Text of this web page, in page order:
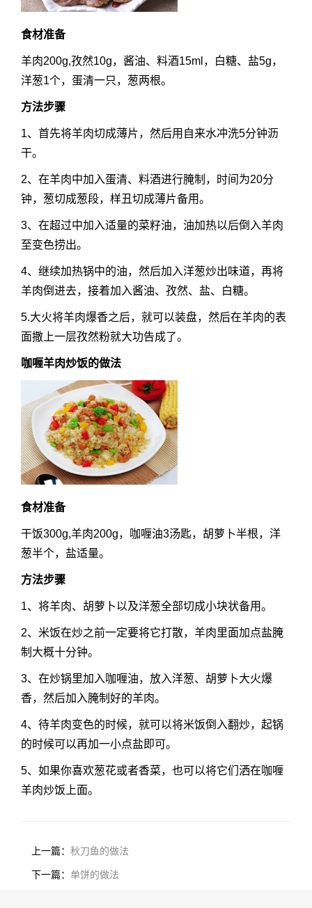
食材准备
羊肉200g,孜然10g，酱油、料酒15ml，白糖、盐5g，
洋葱1个，蛋清一只，葱两根。
方法步骤
1、首先将羊肉切成薄片，然后用自来水冲洗5分钟沥
干。
2、在羊肉中加入蛋清、料酒进行腌制，时间为20分
钟，葱切成葱段，样丑切成薄片备用。
3、在超过中加入适量的菜籽油，油加热以后倒入羊肉
至变色捞出。
4、继续加热锅中的油，然后加入洋葱炒出味道，再将
羊肉倒进去，接着加入酱油、孜然、盐、白糖。
5.大火将羊肉爆香之后，就可以装盘，然后在羊肉的表
面撒上一层孜然粉就大功告成了。
咖喱羊肉炒饭的做法
食材准备
干饭300g,羊肉200g，咖喱油3汤匙，胡萝卜半根，洋
葱半个，盐适量。
方法步骤
1、将羊肉、胡萝卜以及洋葱全部切成小块状备用。
2、米饭在炒之前一定要将它打散，羊肉里面加点盐腌
制大概十分钟。
3、在炒锅里加入咖喱油，放入洋葱、胡萝卜大火爆
香，然后加入腌制好的羊肉。
4、待羊肉变色的时候，就可以将米饭倒入翻炒，起锅
的时候可以再加一小点盐即可。
5、如果你喜欢葱花或者香菜，也可以将它们洒在咖喱
羊肉炒饭上面。
上一篇： 秋刀鱼的做法
下一篇： 单饼的做法